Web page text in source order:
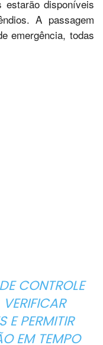
disponíveis
A passagem
emergência, todas
CONTROLE
E PERMITIR
EM TEMPO